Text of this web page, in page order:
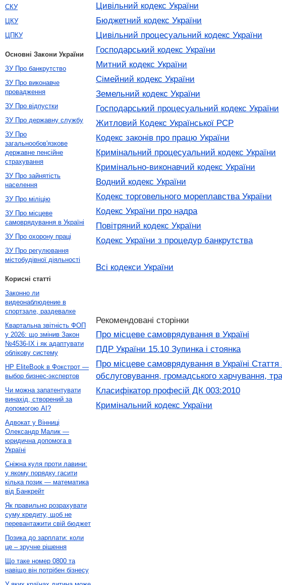
Цивільний кодекс України
Бюджетний кодекс України
Цивільний процесуальний кодекс України
Господарський кодекс України
Митний кодекс України
Сімейний кодекс України
Земельний кодекс України
Господарський процесуальний кодекс України
Житловий Кодекс Української РСР
Кодекс законів про працю України
Кримінальний процесуальний кодекс України
Кримінально-виконавчий кодекс України
Водний кодекс України
Кодекс торговельного мореплавства України
Кодекс України про надра
Повітряний кодекс України
Кодекс України з процедур банкрутства
Всі кодекси України
Рекомендовані сторінки
Про місцеве самоврядування в Україні
ПДР України 15.10 Зупинка і стоянка
Про місцеве самоврядування в Україні
обслуговування, громадського харчування,
Класифікатор професій ДК 003:2010
Кримінальний кодекс України
СКУ
ЦКУ
ЦПКУ
Основні Закони України
ЗУ Про банкрутство
ЗУ Про виконавче
провадження
ЗУ Про відпустки
ЗУ Про державну службу
ЗУ Про
загальнообов'язкове
державне пенсійне
страхування
ЗУ Про зайнятість
населення
ЗУ Про міліцію
ЗУ Про місцеве
самоврядування в Україні
ЗУ Про охорону праці
ЗУ Про регулювання
містобудівної діяльності
Корисні статті
Законно ли
видеонаблюдение в
спортзале, раздевалке
Квартальна звітність ФОП
у 2026: що змінив Закон
№4536-IX і як адаптувати
облікову систему
HP EliteBook в Фокстрот —
выбор бизнес-экспертов
Чи можна запатентувати
винахід, створений за
допомогою AI?
Адвокат у Вінниці
Олександр Малик —
юридична допомога в
Україні
Сніжна куля проти лавини:
у якому порядку гасити
кілька позик — математика
від Банкрейт
Як правильно розрахувати
суму кредиту, щоб не
перевантажити свій бюджет
Позика до зарплати: коли
це – зручне рішення
Що таке номер 0800 та
навіщо він потрібен бізнесу